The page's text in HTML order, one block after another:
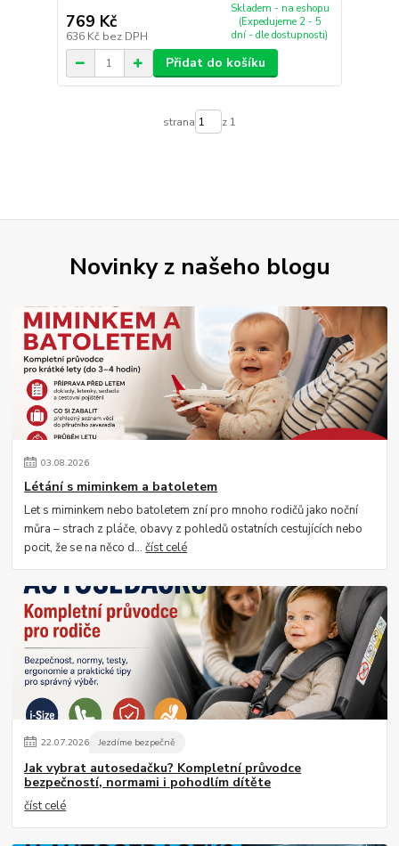
769 Kč
636 Kč bez DPH
Skladem - na eshopu
(Expedujeme 2 - 5
dní - dle dostupnosti)
Přidat do košíku
strana z 1
Novinky z našeho blogu
03.08.2026
Létání s miminkem a batoletem
Let s miminkem nebo batoletem zní pro mnoho rodičů jako noční
můra – strach z pláče, obavy z pohledů ostatních cestujících nebo
pocit, že se na něco d...číst celé
22.07.2026 Jezdíme bezpečně
Jak vybrat autosedačku? Kompletní průvodce
bezpečností, normami i pohodlím dítěte
číst celé